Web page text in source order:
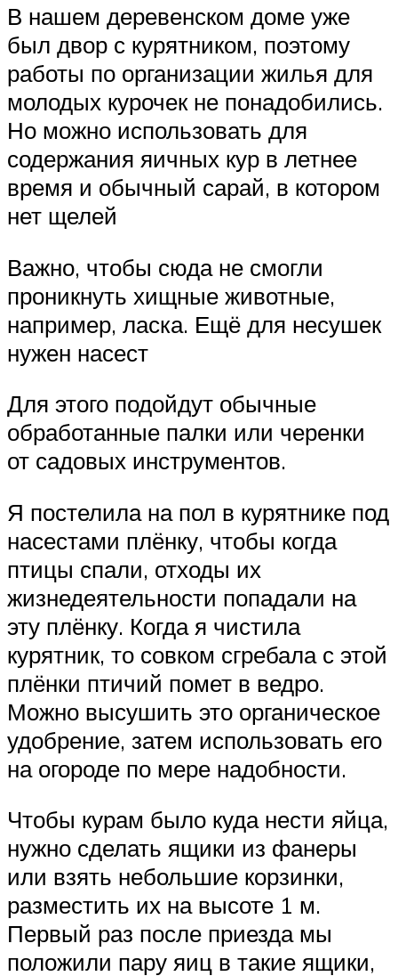
В нашем деревенском доме уже
был двор с курятником, поэтому
работы по организации жилья для
молодых курочек не понадобились.
Но можно использовать для
содержания яичных кур в летнее
время и обычный сарай, в котором
нет щелей
Важно, чтобы сюда не смогли
проникнуть хищные животные,
например, ласка. Ещё для несушек
нужен насест
Для этого подойдут обычные
обработанные палки или черенки
от садовых инструментов.
Я постелила на пол в курятнике под
насестами плёнку, чтобы когда
птицы спали, отходы их
жизнедеятельности попадали на
эту плёнку. Когда я чистила
курятник, то совком сгребала с этой
плёнки птичий помет в ведро.
Можно высушить это органическое
удобрение, затем использовать его
на огороде по мере надобности.
Чтобы курам было куда нести яйца,
нужно сделать ящики из фанеры
или взять небольшие корзинки,
разместить их на высоте 1 м.
Первый раз после приезда мы
положили пару яиц в такие ящики,